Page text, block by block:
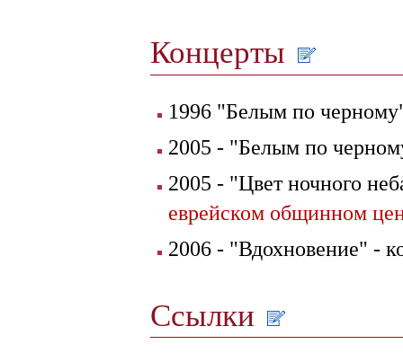
Концерты
1996 "Белым по
2005 - "Белым по
2005 - "Цвет ночного
еврейском общинном
2006 - "Вдохновение" -
Ссылки